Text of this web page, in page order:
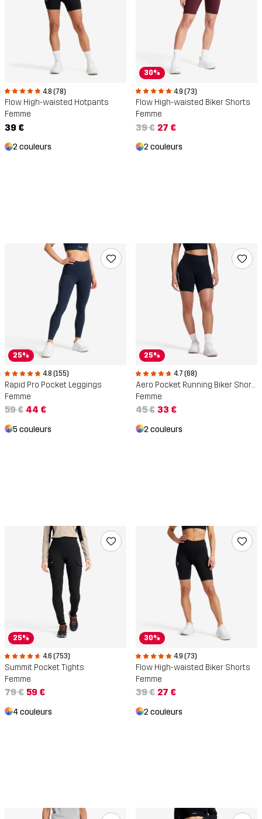
4.8 (78)
Flow High-waisted Hotpants
Femme
39 €
2 couleurs
30%
4.9 (73)
Flow High-waisted Biker Shorts
Femme
39 € 27 €
2 couleurs
25%
4.8 (155)
Rapid Pro Pocket Leggings
Femme
59 € 44 €
5 couleurs
25%
4.7 (68)
Aero Pocket Running Biker Shorts
Femme
45 € 33 €
2 couleurs
25%
4.6 (753)
Summit Pocket Tights
Femme
79 € 59 €
4 couleurs
30%
4.9 (73)
Flow High-waisted Biker Shorts
Femme
39 € 27 €
2 couleurs